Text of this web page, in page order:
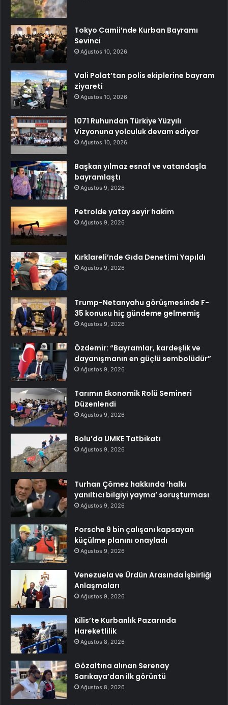
Tokyo Camii’nde Kurban Bayramı
Sevinci
Ağustos 10, 2026
Vali Polat’tan polis ekiplerine bayram
ziyareti
Ağustos 10, 2026
1071 Ruhundan Türkiye Yüzyılı
Vizyonuna yolculuk devam ediyor
Ağustos 10, 2026
Başkan yılmaz esnaf ve vatandaşla
bayramlaştı
Ağustos 9, 2026
Petrolde yatay seyir hakim
Ağustos 9, 2026
Kırklareli’nde Gıda Denetimi Yapıldı
Ağustos 9, 2026
Trump-Netanyahu görüşmesinde F-
35 konusu hiç gündeme gelmemiş
Ağustos 9, 2026
Özdemir: “Bayramlar, kardeşlik ve
dayanışmanın en güçlü sembolüdür”
Ağustos 9, 2026
Tarımın Ekonomik Rolü Semineri
Düzenlendi
Ağustos 9, 2026
Bolu’da UMKE Tatbikatı
Ağustos 9, 2026
Turhan Çömez hakkında ‘halkı
yanıltıcı bilgiyi yayma’ soruşturması
Ağustos 9, 2026
Porsche 9 bin çalışanı kapsayan
küçülme planını onayladı
Ağustos 9, 2026
Venezuela ve Ürdün Arasında İşbirliği
Anlaşmaları
Ağustos 9, 2026
Kilis’te Kurbanlık Pazarında
Hareketlilik
Ağustos 8, 2026
Gözaltına alınan Serenay
Sarıkaya’dan ilk görüntü
Ağustos 8, 2026